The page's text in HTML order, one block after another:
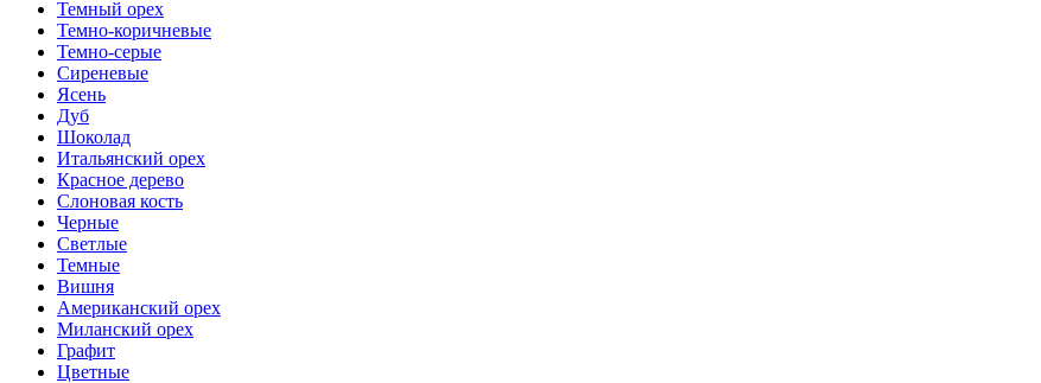
Темный орех
Темно-коричневые
Темно-серые
Сиреневые
Ясень
Дуб
Шоколад
Итальянский орех
Красное дерево
Слоновая кость
Черные
Светлые
Темные
Вишня
Американский орех
Миланский орех
Графит
Цветные